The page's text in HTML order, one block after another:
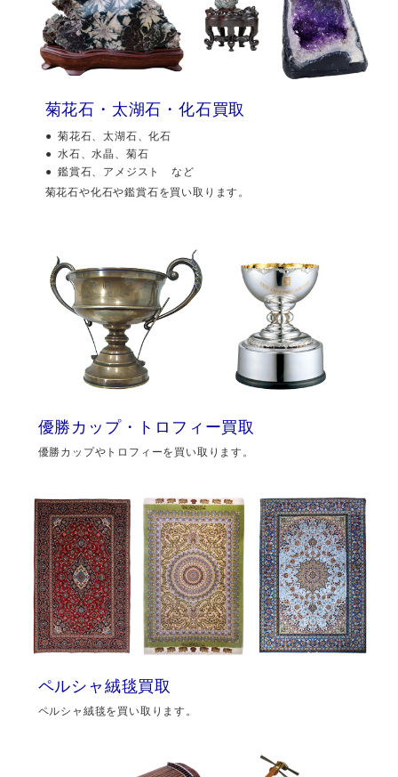
菊花石・太湖石・化石買取
菊花石、太湖石、化石
水石、水晶、菊石
鑑賞石、アメジスト など
菊花石や化石や鑑賞石を買い取ります。
優勝カップ・トロフィー買取
優勝カップやトロフィーを買い取ります。
ペルシャ絨毯買取
ペルシャ絨毯を買い取ります。